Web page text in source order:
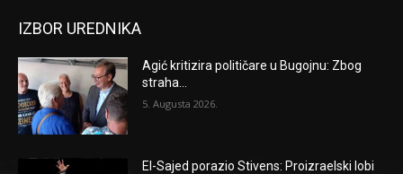
IZBOR UREDNIKA
Agić kritizira političare u Bugojnu: Zbog
straha...
5. Augusta 2026.
El-Sajed porazio Stivens: Proizraelski lobi